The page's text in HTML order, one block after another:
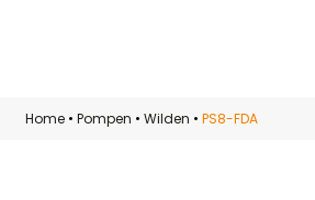
Skip to main content
Home •Pompen •Wilden •PS8-FDA